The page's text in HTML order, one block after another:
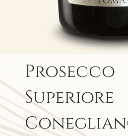
Prosecco
Superiore